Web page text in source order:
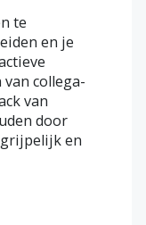
te
en je
collega-
van
door
en